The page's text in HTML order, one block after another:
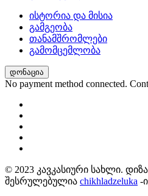
ისტორია და მისია
გამგეობა
თანამშრომლები
გამომცემლობა
დონაცია
No payment method connected.
© 2023 კავკასიური სახლი.
შესრულებულია chikhladzeluka -